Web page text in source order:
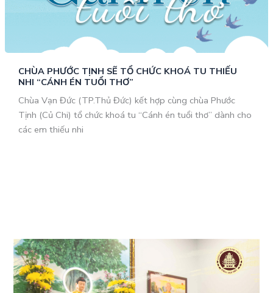
CHÙA PHƯỚC TỊNH SẼ TỔ CHỨC KHOÁ TU THIẾU
NHI “CÁNH ÉN TUỔI THƠ”
Chùa Vạn Đức (TP.Thủ Đức) kết hợp cùng chùa Phước
Tịnh (Củ Chi) tổ chức khoá tu “Cánh én tuổi thơ” dành cho
các em thiếu nhi